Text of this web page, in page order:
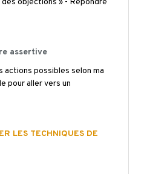
assertive
actions possibles selon ma
pour aller vers un
LES TECHNIQUES DE